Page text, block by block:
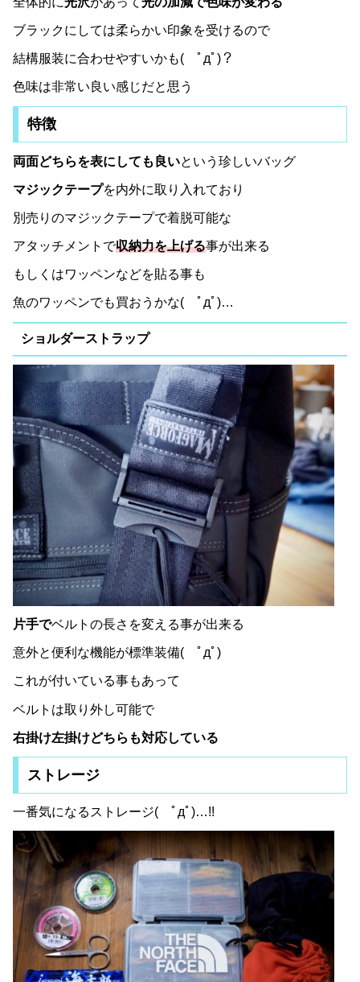
ブラックにしては柔らかい印象を受けるので
結構服装に合わせやすいかも( ﾟдﾟ)？
色味は非常い良い感じだと思う
特徴
両面どちらを表にしても良いという珍しいバッグ
マジックテープを内外に取り入れており
別売りのマジックテープで着脱可能な
アタッチメントで収納力を上げる事が出来る
もしくはワッペンなどを貼る事も
魚のワッペンでも買おうかな( ﾟдﾟ)…
ショルダーストラップ
片手でベルトの長さを変える事が出来る
意外と便利な機能が標準装備( ﾟдﾟ)
これが付いている事もあって
ベルトは取り外し可能で
右掛け左掛けどちらも対応している
ストレージ
一番気になるストレージ( ﾟдﾟ)…!!